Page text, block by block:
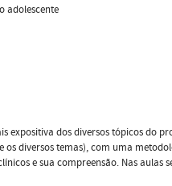
adolescente
expositiva dos diversos tópicos do
diversos temas), com uma
e sua compreensão. Nas